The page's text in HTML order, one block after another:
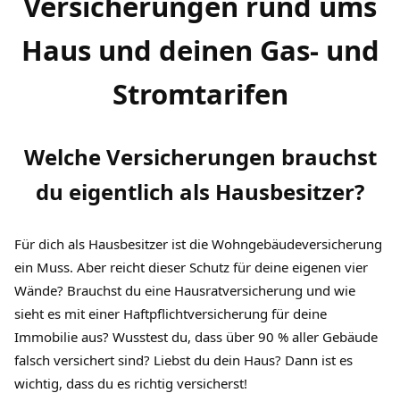
Haus und deinen Gas- und
Stromtarifen
Welche Versicherungen brauchst
du eigentlich als Hausbesitzer?
Für dich als Hausbesitzer ist die Wohngebäudeversicherung
ein Muss. Aber reicht dieser Schutz für deine eigenen vier
Wände? Brauchst du eine Hausratversicherung und wie
sieht es mit einer Haftpflichtversicherung für deine
Immobilie aus? Wusstest du, dass über 90 % aller Gebäude
falsch versichert sind? Liebst du dein Haus? Dann ist es
wichtig, dass du es richtig versicherst!